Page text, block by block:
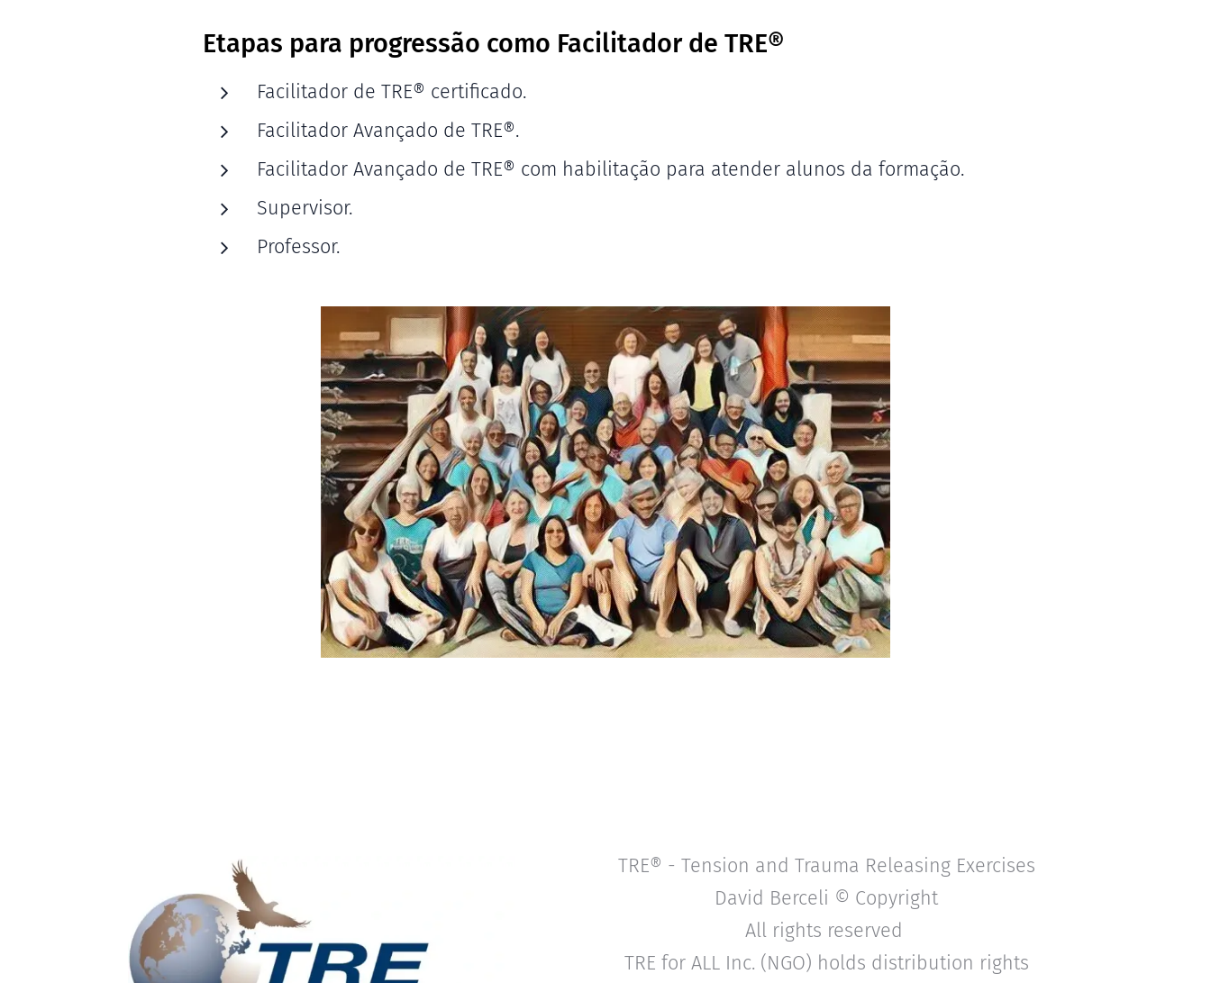
Etapas para progressão como Facilitador de TRE®
Facilitador de TRE® certificado.
Facilitador Avançado de TRE®.
Facilitador Avançado de TRE® com habilitação para atender alunos da formação.
Supervisor.
Professor.
TRE® - Tension and Trauma Releasing Exercises
David Berceli © Copyright
All rights reserved
TRE for ALL Inc. (NGO) holds distribution rights